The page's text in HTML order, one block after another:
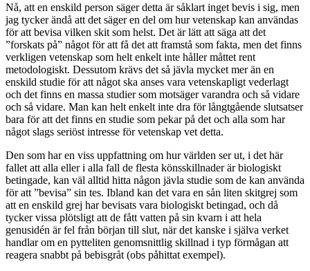
Nå, att en enskild person säger detta är såklart inget bevis i sig, men
jag tycker ändå att det säger en del om hur vetenskap kan användas
för att bevisa vilken skit som helst. Det är lätt att säga att det
”forskats på” något för att få det att framstå som fakta, men det finns
verkligen vetenskap som helt enkelt inte håller måttet rent
metodologiskt. Dessutom krävs det så jävla mycket mer än en
enskild studie för att något ska anses vara vetenskapligt vederlagt
och det finns en massa studier som motsäger varandra och så vidare
och så vidare. Man kan helt enkelt inte dra för långtgående slutsatser
bara för att det finns en studie som pekar på det och alla som har
något slags seriöst intresse för vetenskap vet detta.
Den som har en viss uppfattning om hur världen ser ut, i det här
fallet att alla eller i alla fall de flesta könsskillnader är biologiskt
betingade, kan väl alltid hitta någon jävla studie som de kan använda
för att ”bevisa” sin tes. Ibland kan det vara en sån liten skitgrej som
att en enskild grej har bevisats vara biologiskt betingad, och då
tycker vissa plötsligt att de fått vatten på sin kvarn i att hela
genusidén är fel från början till slut, när det kanske i själva verket
handlar om en pytteliten genomsnittlig skillnad i typ förmågan att
reagera snabbt på bebisgråt (obs påhittat exempel).